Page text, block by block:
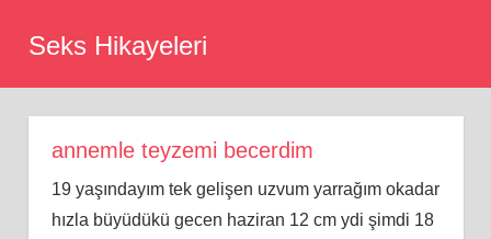
Seks Hikayeleri
annemle teyzemi becerdim
19 yaşındayım tek gelişen uzvum yarrağım okadar
hızla büyüdükü gecen haziran 12 cm ydi şimdi 18